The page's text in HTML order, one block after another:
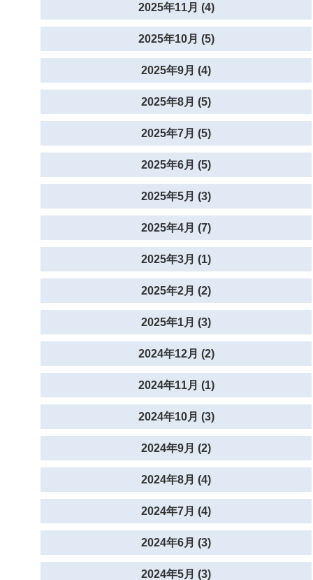
2025年11月 (4)
2025年10月 (5)
2025年9月 (4)
2025年8月 (5)
2025年7月 (5)
2025年6月 (5)
2025年5月 (3)
2025年4月 (7)
2025年3月 (1)
2025年2月 (2)
2025年1月 (3)
2024年12月 (2)
2024年11月 (1)
2024年10月 (3)
2024年9月 (2)
2024年8月 (4)
2024年7月 (4)
2024年6月 (3)
2024年5月 (3)